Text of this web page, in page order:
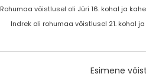
Rohumaa võistlusel oli Jüri 16. kohal ja
Indrek oli rohumaa võistlusel 21. kohal
Esimene